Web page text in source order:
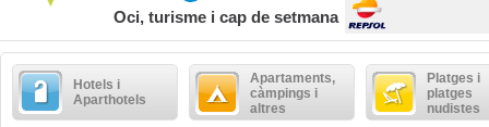
Oci, turisme i cap de setmana
Hotels i
Aparthotels
Apartaments,
càmpings i
altres
Platges i
platges
nudistes